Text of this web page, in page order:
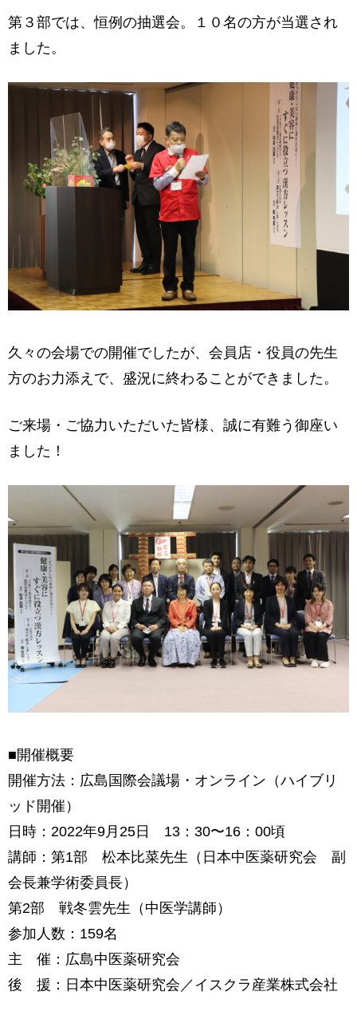
第３部では、恒例の抽選会。１０名の方が当選され
ました。
久々の会場での開催でしたが、会員店・役員の先生
方のお力添えで、盛況に終わることができました。
ご来場・ご協力いただいた皆様、誠に有難う御座い
ました！
■開催概要
開催方法：広島国際会議場・オンライン（ハイブリ
ッド開催）
日時：2022年9月25日 13：30〜16：00頃
講師：第1部 松本比菜先生（日本中医薬研究会 副
会長兼学術委員長）
第2部 戦冬雲先生（中医学講師）
参加人数：159名
主 催：広島中医薬研究会
後 援：日本中医薬研究会／イスクラ産業株式会社